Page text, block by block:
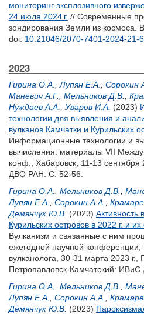
мониторинг эксплозивного
24 июля 2024 г. // Современные
зондирования Земли из
doi: 10.21046/2070-7401-2024-21-
2023
Гирина О.А. Лупян Е.А. Сорокин
Маневич А.Г.
Мельников Д.В.
Нуждаев А.А.
Уваров И.А. (2023)
технологии для выявления и
вулканов Камчатки и Курильских
Информационные технологии и
вычисления: материалы VII
конф., Хабаровск, 11-13
ДВО РАН. С. 52-56.
Гирина О.А.
Мельников Д.В.
Лупян Е.А.
Сорокин А.А.
Демянчук Ю.В. (2023) Активность
Курильских островов в 2022 г. и
Вулканизм и связанные с ним
ежегодной научной
вулканолога, 30-31 марта 2023 г.,
Петропавловск-Камчатский:
Гирина О.А.
Мельников Д.В.
Лупян Е.А.
Сорокин А.А.
Демянчук Ю.В. (2023)